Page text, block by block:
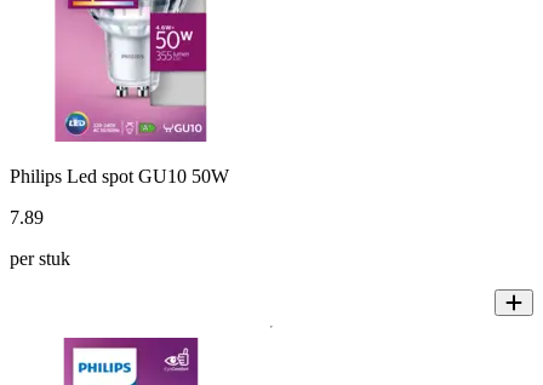
Philips Led spot GU10 50W
7.89
per stuk